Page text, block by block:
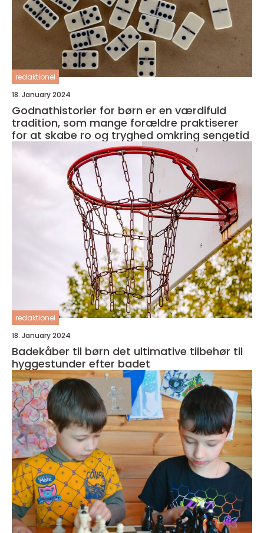
redaktionel
18. January 2024
Godnathistorier for børn er en værdifuld
tradition, som mange forældre praktiserer
for at skabe ro og tryghed omkring sengetid
redaktionel
18. January 2024
Badekåber til børn det ultimative tilbehør til
hyggestunder efter badet